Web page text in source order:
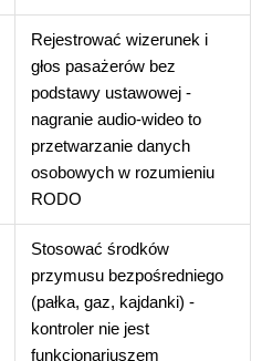
Rejestrować wizerunek i
głos pasażerów bez
podstawy ustawowej -
nagranie audio-wideo to
przetwarzanie danych
osobowych w rozumieniu
RODO
Stosować środków
przymusu bezpośredniego
(pałka, gaz, kajdanki) -
kontroler nie jest
funkcjonariuszem